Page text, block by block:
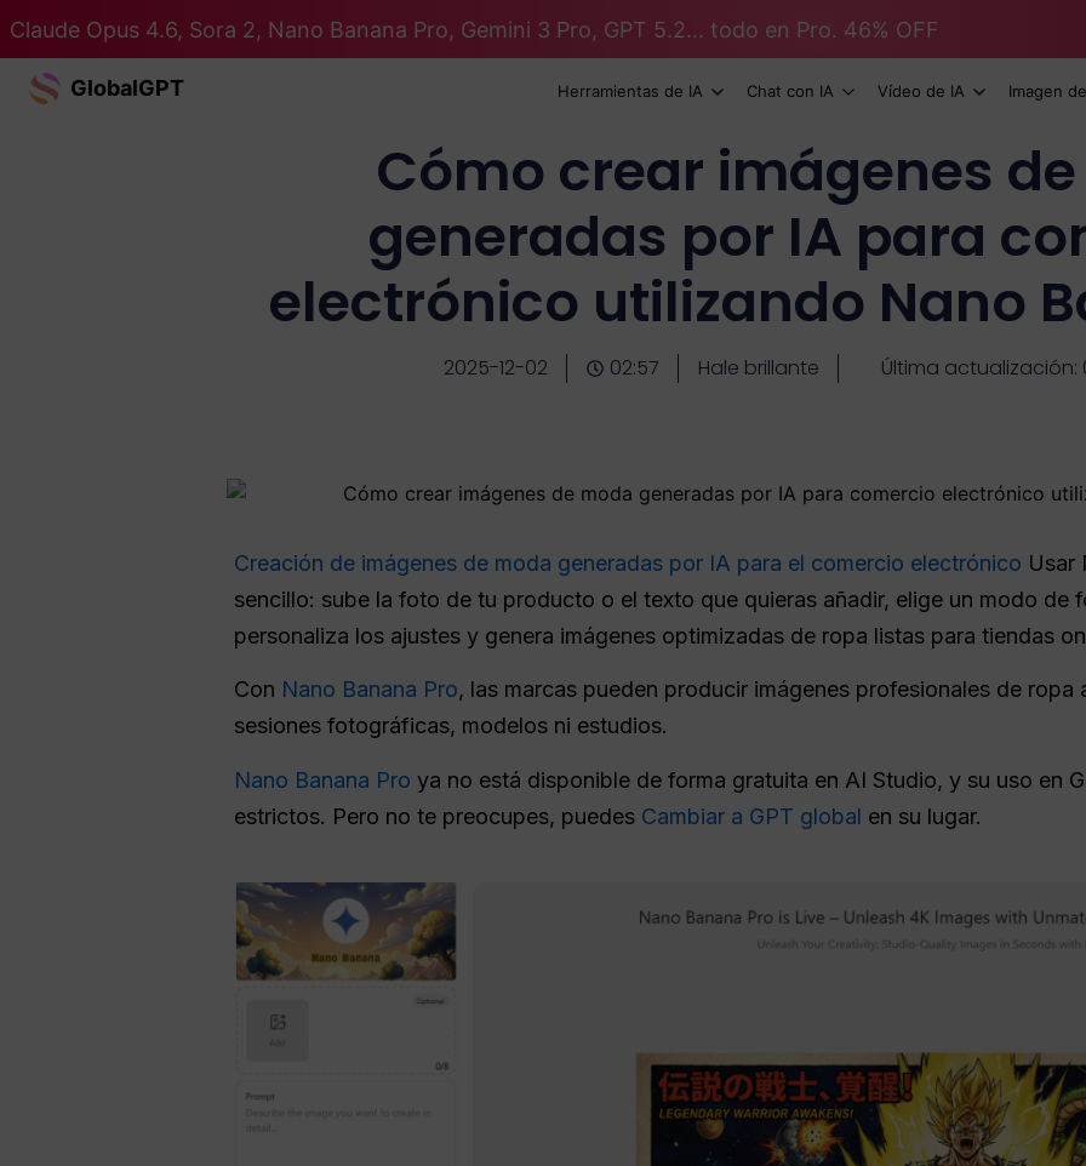
Claude Opus 4.6, Sora 2, Nano Banana Pro, Gemini 3 Pro, GPT 5.2... todo en Pro. 46% OFF
GlobalGPT Herramientas de IA Chat con IA Vídeo de IA Imagen
Cómo crear imágenes
generadas por IA para
electrónico utilizando Nano
2025-12-02 02:57 Hale brillante Última actualización:
Creación de imágenes de moda generadas por IA para el comercio electrónico Usar
sencillo: sube la foto de tu producto o el texto que quieras añadir, elige un modo de
personaliza los ajustes y genera imágenes optimizadas de ropa listas para tiendas
Con Nano Banana Pro, las marcas pueden producir imágenes profesionales de ropa
sesiones fotográficas, modelos ni estudios.
Nano Banana Pro ya no está disponible de forma gratuita en AI Studio, y su uso en
estrictos. Pero no te preocupes, puedes Cambiar a GPT global en su lugar.